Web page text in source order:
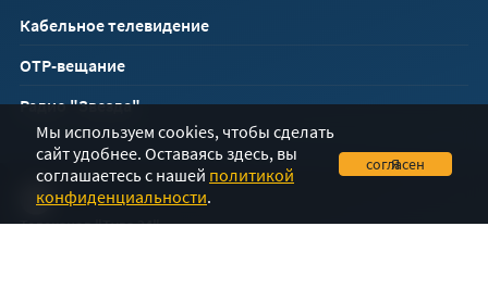
Кабельное телевидение
ОТР-вещание
Радио "Звезда"
Телеканал "Тува 24"
Мы используем cookies, чтобы сделать
сайт удобнее. Оставаясь здесь, вы
соглашаетесь с нашей политикой
конфиденциальности.
Я согласен